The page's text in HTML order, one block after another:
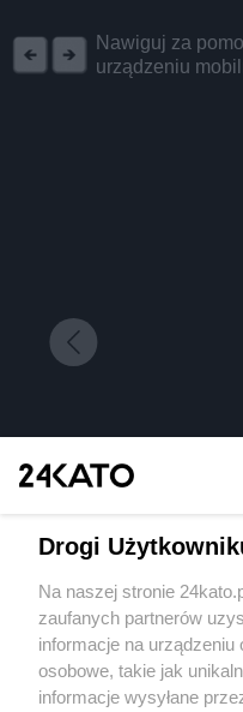
Nawiguj za
urządzeniu
poważni. Pałac w
Wydawca mediów lokalnych
Drogi
Na naszej stronie
zaufanych partnerów
informacje na
osobowe, takie jak
informacje wysyłane